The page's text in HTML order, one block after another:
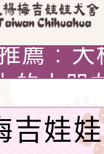
: 大楊
薦 : 大
的小朋
的意志
速，以
哥總
吉娃